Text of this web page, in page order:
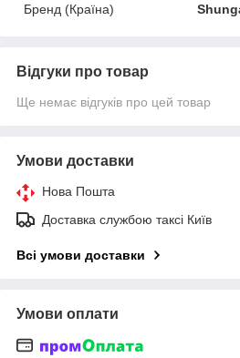
Бренд (Країна)
Відгуки про товар
Ще немає відгуків про цей товар
Умови доставки
Нова Пошта
Доставка службою таксі Київ
Всі умови доставки
Умови оплати